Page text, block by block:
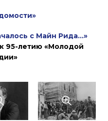
с Майн Рида…»
95-летию «Молодой